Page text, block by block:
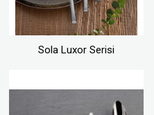
Sola Luxor Serisi